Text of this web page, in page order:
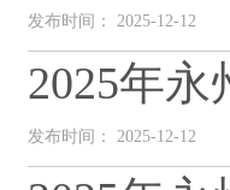
发布时间： 2025-12-12
2025年
发布时间： 2025-12-12